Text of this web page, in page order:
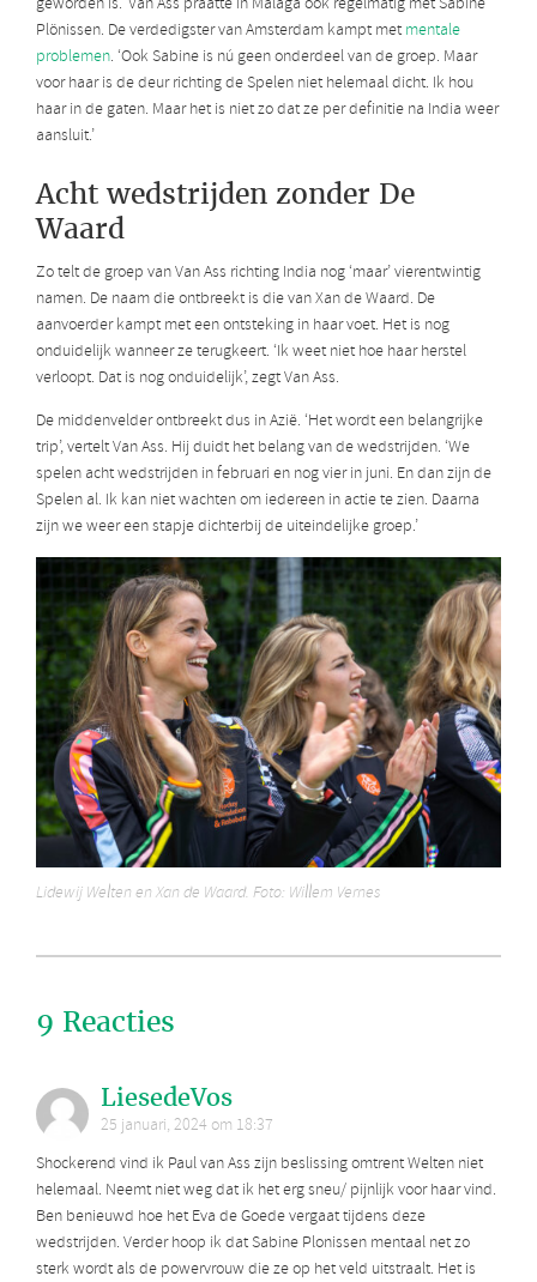
Plönissen. De verdedigster van Amsterdam kampt met mentale
problemen. ‘Ook Sabine is nú geen onderdeel van de groep. Maar
voor haar is de deur richting de Spelen niet helemaal dicht. Ik hou
haar in de gaten. Maar het is niet zo dat ze per definitie na India weer
aansluit.’
Acht wedstrijden zonder De
Waard
Zo telt de groep van Van Ass richting India nog ‘maar’ vierentwintig
namen. De naam die ontbreekt is die van Xan de Waard. De
aanvoerder kampt met een ontsteking in haar voet. Het is nog
onduidelijk wanneer ze terugkeert. ‘Ik weet niet hoe haar herstel
verloopt. Dat is nog onduidelijk’, zegt Van Ass.
De middenvelder ontbreekt dus in Azië. ‘Het wordt een belangrijke
trip’, vertelt Van Ass. Hij duidt het belang van de wedstrijden. ‘We
spelen acht wedstrijden in februari en nog vier in juni. En dan zijn de
Spelen al. Ik kan niet wachten om iedereen in actie te zien. Daarna
zijn we weer een stapje dichterbij de uiteindelijke groep.’
Lidewij Welten en Xan de Waard. Foto: Willem Vernes
9 Reacties
LiesedeVos
25 januari, 2024 om 18:37
Shockerend vind ik Paul van Ass zijn beslissing omtrent Welten niet
helemaal. Neemt niet weg dat ik het erg sneu/ pijnlijk voor haar vind.
Ben benieuwd hoe het Eva de Goede vergaat tijdens deze
wedstrijden. Verder hoop ik dat Sabine Plonissen mentaal net zo
sterk wordt als de powervrouw die ze op het veld uitstraalt. Het is